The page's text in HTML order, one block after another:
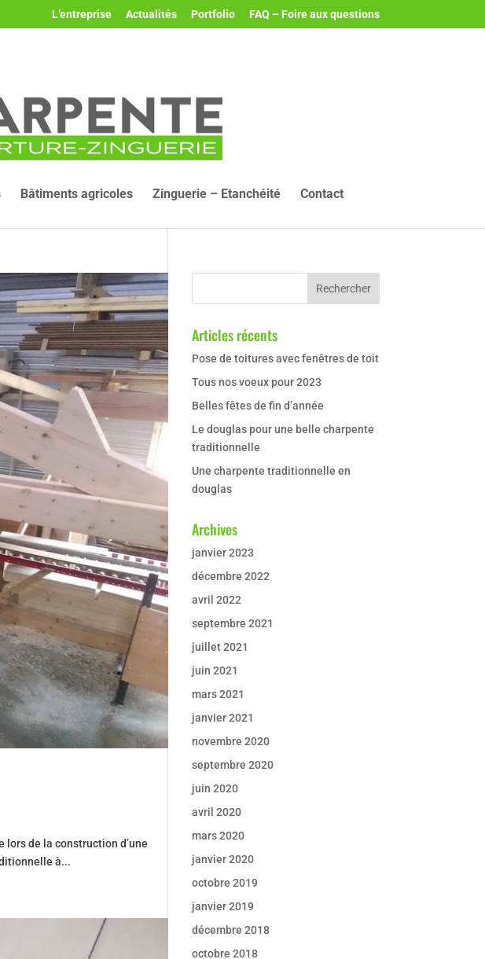
L’entreprise Actualités Portfolio FAQ – Foire aux questions
Bâtiments agricoles Zinguerie – Etanchéité Contact
lors de la construction d’une
à...
Articles récents
Pose de toitures avec fenêtres de toit
Tous nos voeux pour 2023
Belles fêtes de fin d’année
Le douglas pour une belle charpente
traditionnelle
Une charpente traditionnelle en
douglas
Archives
janvier 2023
décembre 2022
avril 2022
septembre 2021
juillet 2021
juin 2021
mars 2021
janvier 2021
novembre 2020
septembre 2020
juin 2020
avril 2020
mars 2020
janvier 2020
octobre 2019
janvier 2019
décembre 2018
octobre 2018